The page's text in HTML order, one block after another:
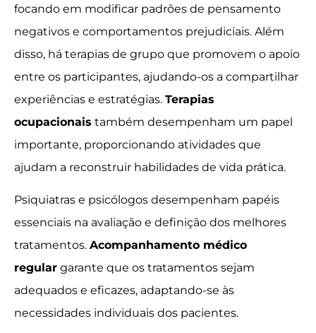
focando em modificar padrões de pensamento
negativos e comportamentos prejudiciais. Além
disso, há terapias de grupo que promovem o apoio
entre os participantes, ajudando-os a compartilhar
experiências e estratégias. Terapias
ocupacionais também desempenham um papel
importante, proporcionando atividades que
ajudam a reconstruir habilidades de vida prática.
Psiquiatras e psicólogos desempenham papéis
essenciais na avaliação e definição dos melhores
tratamentos. Acompanhamento médico
regular garante que os tratamentos sejam
adequados e eficazes, adaptando-se às
necessidades individuais dos pacientes.